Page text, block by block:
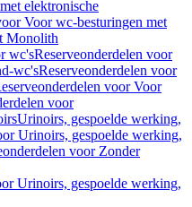
elektronische
Voor wc-besturingen met
Monolith
wc'sReserveonderdelen voor
wc'sReserveonderdelen voor
voor Voor
voor
Urinoirs, gespoelde werking,
Urinoirs, gespoelde werking,
voor Zonder
Urinoirs, gespoelde werking,